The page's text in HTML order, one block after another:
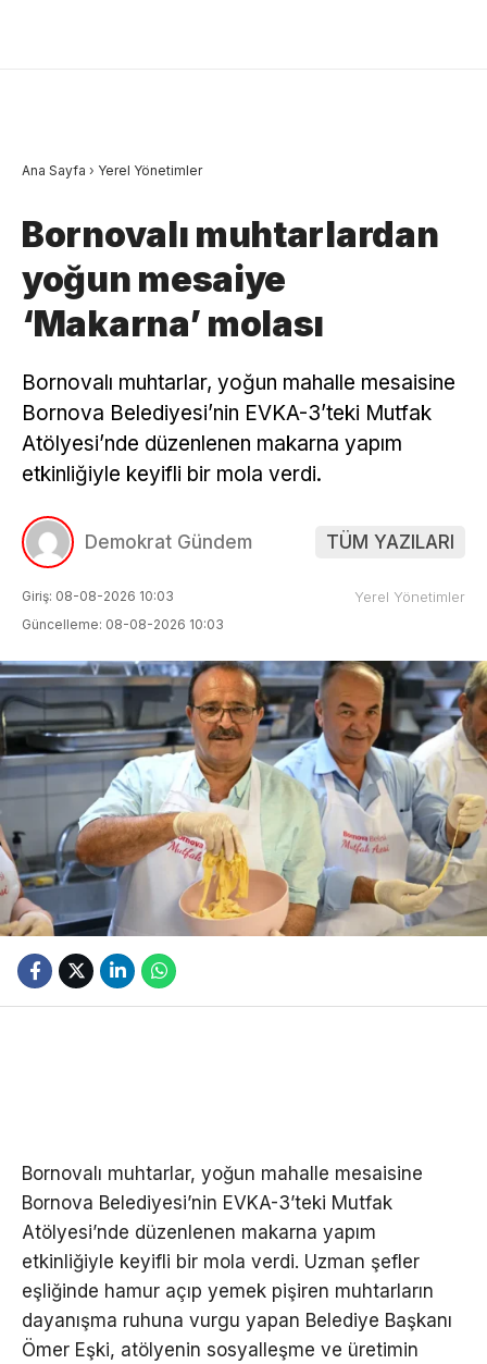
Ana Sayfa › Yerel Yönetimler
Bornovalı muhtarlardan
yoğun mesaiye
‘Makarna’ molası
Bornovalı muhtarlar, yoğun mahalle mesaisine
Bornova Belediyesi’nin EVKA-3’teki Mutfak
Atölyesi’nde düzenlenen makarna yapım
etkinliğiyle keyifli bir mola verdi.
Demokrat Gündem TÜM YAZILARI
Giriş: 08-08-2026 10:03
Güncelleme: 08-08-2026 10:03
Yerel Yönetimler
Bornovalı muhtarlar, yoğun mahalle mesaisine
Bornova Belediyesi’nin EVKA-3’teki Mutfak
Atölyesi’nde düzenlenen makarna yapım
etkinliğiyle keyifli bir mola verdi. Uzman şefler
eşliğinde hamur açıp yemek pişiren muhtarların
dayanışma ruhuna vurgu yapan Belediye Başkanı
Ömer Eşki, atölyenin sosyalleşme ve üretimin